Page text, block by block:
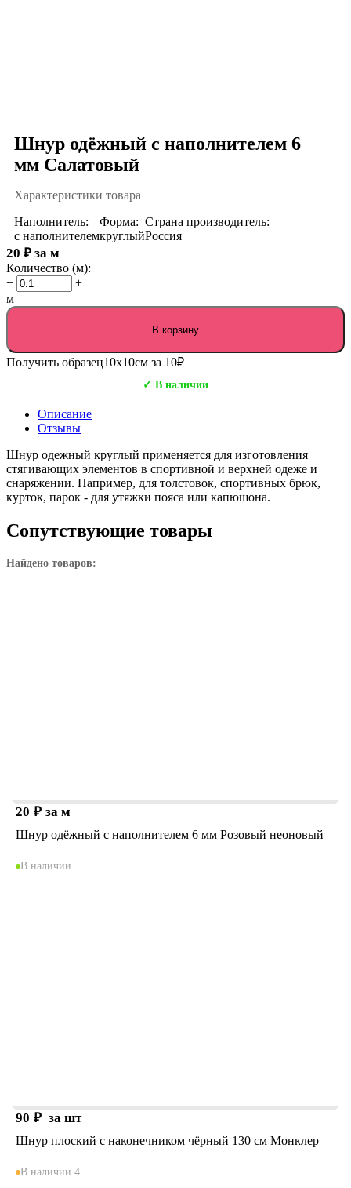
Шнур одёжный с наполнителем 6
мм Салатовый
Характеристики товара
Наполнитель:
с наполнителем
Форма:
круглый
Страна производитель:
Россия
20 ₽ за м
Количество (м):
−
+
м
В корзину
Получить образец10х10см за 10₽
✓ В наличии
Описание
Отзывы
Шнур одежный круглый применяется для изготовления
стягивающих элементов в спортивной и верхней одеже и
снаряжении. Например, для толстовок, спортивных брюк,
курток, парок - для утяжки пояса или капюшона.
Сопутствующие товары
Найдено товаров:
20 ₽ за м
Шнур одёжный с наполнителем 6 мм Розовый неоновый
В наличии
90 ₽ за шт
Шнур плоский с наконечником чёрный 130 см Монклер
В наличии 4